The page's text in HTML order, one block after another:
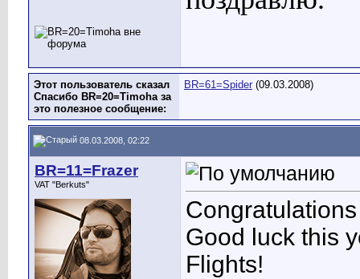
Этот пользователь сказал
Спасибо BR=20=Timoha за
это полезное сообщение:
BR=61=Spider (09.03.2008)
08.03.2008, 02:22
BR=11=Frazer
VAT "Berkuts"
Good luck this
Flights!